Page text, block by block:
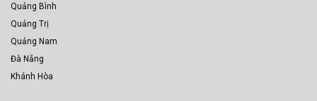
Quảng Bình
Quảng Trị
Quảng Nam
Đà Nẵng
Khánh Hòa